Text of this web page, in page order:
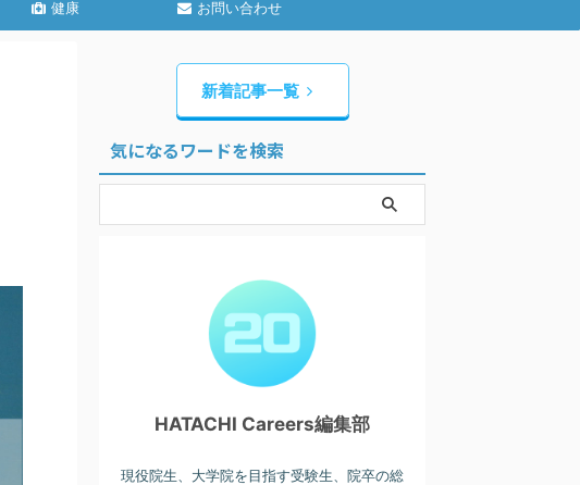
健康 お問い合わせ
新着記事一覧
気になるワードを検索
HATACHI Careers編集部
現役院生、大学院を目指す受験生、院卒の総